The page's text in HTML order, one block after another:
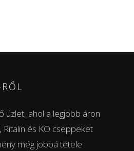
üzlet, ahol a legjobb áron
Ritalin és KO cseppeket
még jobbá tétele